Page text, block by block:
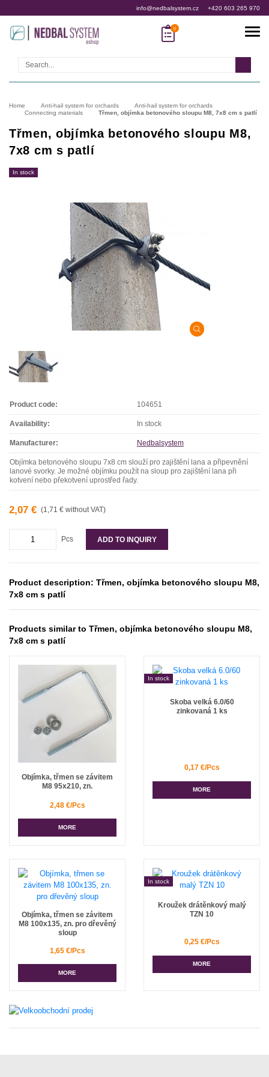
info@nedbalsystem.cz +420 603 265 970
Search
Home Anti-hail system for orchards
Anti-hail system for orchards
Connecting materials
Třmen, objímka betonového sloupu M8, 7x8 cm s patlí
Třmen, objímka betonového sloupu M8,
7x8 cm s patlí
In stock
Product code: 104651
Availability: In stock
Manufacturer: Nedbalsystem
Objímka betonového sloupu 7x8 cm slouží pro zajištění lana a připevnění
lanové svorky. Je možné objímku použít na sloup pro zajištění lana při
kotvení nebo překotvení uprostřed řady.
2,07 € (1,71 € without VAT)
Pcs ADD TO INQUIRY
Product description: Třmen, objímka betonového sloupu M8,
7x8 cm s patlí
Products similar to Třmen, objímka betonového sloupu M8,
7x8 cm s patlí
Objímka, třmen se závitem
M8 95x210, zn.
2,48 €/Pcs
MORE
In stock
Skoba velká 6.0/60
zinkovaná 1 ks
0,17 €/Pcs
MORE
Objímka, třmen se závitem
M8 100x135, zn. pro dřevěný
sloup
1,65 €/Pcs
MORE
In stock
Kroužek drátěnkový malý
TZN 10
0,25 €/Pcs
MORE